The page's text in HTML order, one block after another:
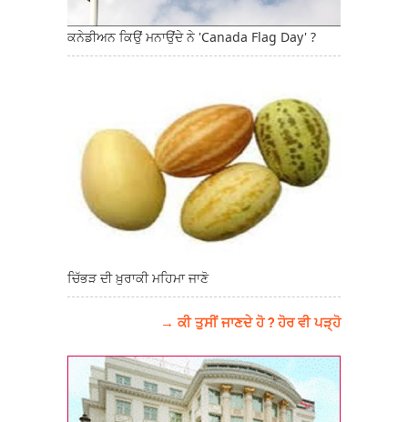
ਕਨੇਡੀਅਨ ਕਿਉਂ ਮਨਾਉਂਦੇ ਨੇ 'Canada Flag Day' ?
ਚਿੱਭੜ ਦੀ ਖ਼ੁਰਾਕੀ ਮਹਿਮਾ ਜਾਣੋ
→ ਕੀ ਤੁਸੀਂ ਜਾਣਦੇ ਹੋ ? ਹੋਰ ਵੀ ਪੜ੍ਹੋ